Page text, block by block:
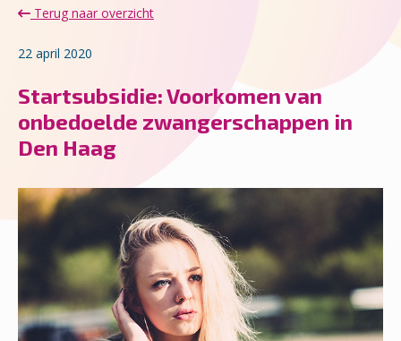
Terug naar overzicht
22 april 2020
Startsubsidie: Voorkomen van
onbedoelde zwangerschappen in
Den Haag